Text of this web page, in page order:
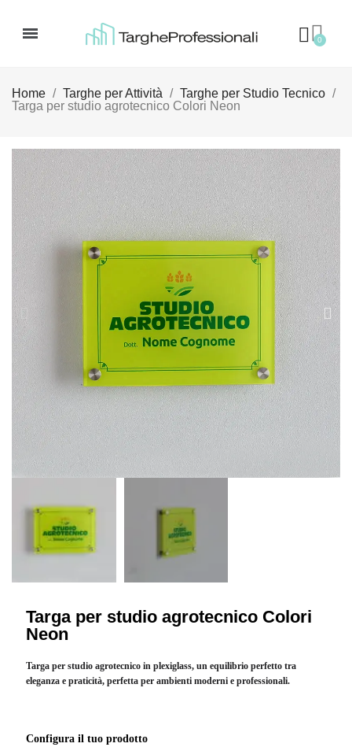
Home Targhe per Attività
Targhe per Studio Tecnico
Targa per studio agrotecnico Colori Neon
Targa per studio agrotecnico Colori
Neon
Targa per studio agrotecnico in plexiglass, un equilibrio perfetto tra
eleganza e praticità, perfetta per ambienti moderni e professionali.
Configura il tuo prodotto